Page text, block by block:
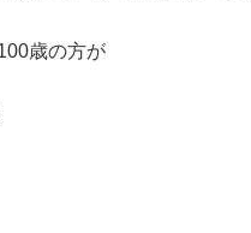
歳の方が